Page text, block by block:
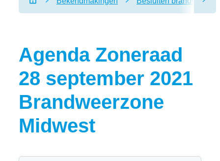
Startpagina
Agenda Zoneraad
28 september 2021
Brandweerzone
Midwest